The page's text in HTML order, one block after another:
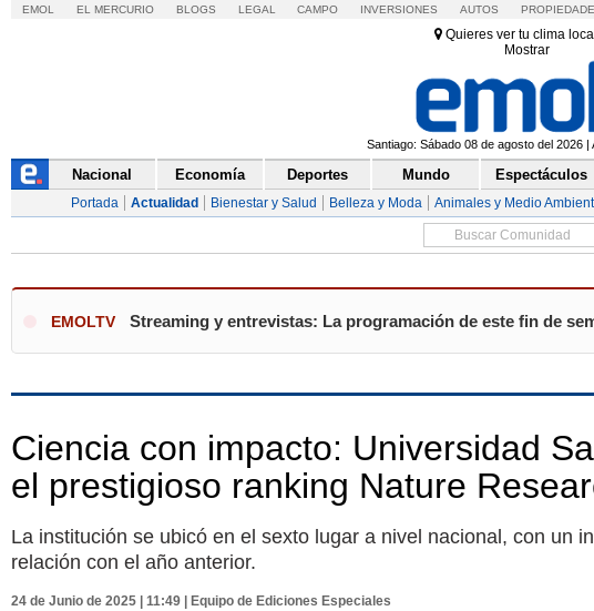
EMOL EL MERCURIO BLOGS LEGAL CAMPO INVERSIONES AUTOS
Quieres ver tu clima
Mostrar
Santiago: Sábado 08 de agosto del 2026 |
Nacional Economía Deportes Mundo Espectáculos
Portada Actualidad Bienestar y Salud Belleza y Moda Animales y Medio
EMOLTV Streaming y entrevistas: La programación de este fin de
Ciencia con impacto: Universidad
el prestigioso ranking Nature
La institución se ubicó en el sexto lugar a nivel nacional, con un
relación con el año anterior.
24 de Junio de 2025 | 11:49 | Equipo de Ediciones Especiales